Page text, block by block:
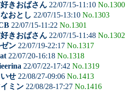
きおばさん 22/07/15-11:10 No.1300
なおとし 22/07/15-13:10 No.1303
22/07/15-11:22 No.1301
きおばさん 22/07/15-11:48 No.1302
ン 22/07/19-22:17 No.1317
22/07/20-16:18 No.1318
22/07/22-17:42 No.1319
せ 22/08/27-09:06 No.1413
ミン 22/08/28-17:27 No.1416